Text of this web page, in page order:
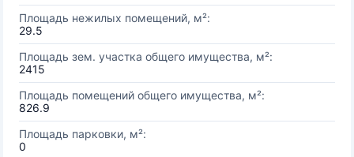
Площадь нежилых помещений, м²:
29.5
Площадь зем. участка общего имущества, м²:
2415
Площадь помещений общего имущества, м²:
826.9
Площадь парковки, м²:
0